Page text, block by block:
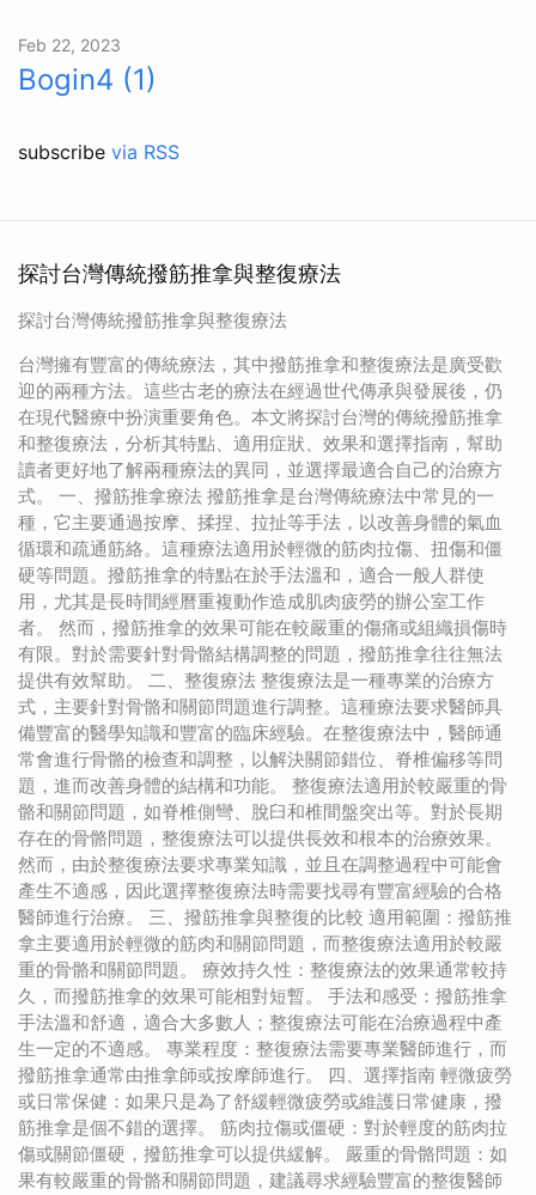
Feb 22, 2023
Bogin4 (1)
subscribe via RSS
探討台灣傳統撥筋推拿與整復療法
探討台灣傳統撥筋推拿與整復療法
台灣擁有豐富的傳統療法，其中撥筋推拿和整復療法是廣受歡
迎的兩種方法。這些古老的療法在經過世代傳承與發展後，仍
在現代醫療中扮演重要角色。本文將探討台灣的傳統撥筋推拿
和整復療法，分析其特點、適用症狀、效果和選擇指南，幫助
讀者更好地了解兩種療法的異同，並選擇最適合自己的治療方
式。 一、撥筋推拿療法 撥筋推拿是台灣傳統療法中常見的一
種，它主要通過按摩、揉捏、拉扯等手法，以改善身體的氣血
循環和疏通筋絡。這種療法適用於輕微的筋肉拉傷、扭傷和僵
硬等問題。撥筋推拿的特點在於手法溫和，適合一般人群使
用，尤其是長時間經曆重複動作造成肌肉疲勞的辦公室工作
者。 然而，撥筋推拿的效果可能在較嚴重的傷痛或組織損傷時
有限。對於需要針對骨骼結構調整的問題，撥筋推拿往往無法
提供有效幫助。 二、整復療法 整復療法是一種專業的治療方
式，主要針對骨骼和關節問題進行調整。這種療法要求醫師具
備豐富的醫學知識和豐富的臨床經驗。在整復療法中，醫師通
常會進行骨骼的檢查和調整，以解決關節錯位、脊椎偏移等問
題，進而改善身體的結構和功能。 整復療法適用於較嚴重的骨
骼和關節問題，如脊椎側彎、脫臼和椎間盤突出等。對於長期
存在的骨骼問題，整復療法可以提供長效和根本的治療效果。
然而，由於整復療法要求專業知識，並且在調整過程中可能會
產生不適感，因此選擇整復療法時需要找尋有豐富經驗的合格
醫師進行治療。 三、撥筋推拿與整復的比較 適用範圍：撥筋推
拿主要適用於輕微的筋肉和關節問題，而整復療法適用於較嚴
重的骨骼和關節問題。 療效持久性：整復療法的效果通常較持
久，而撥筋推拿的效果可能相對短暫。 手法和感受：撥筋推拿
手法溫和舒適，適合大多數人；整復療法可能在治療過程中產
生一定的不適感。 專業程度：整復療法需要專業醫師進行，而
撥筋推拿通常由推拿師或按摩師進行。 四、選擇指南 輕微疲勞
或日常保健：如果只是為了舒緩輕微疲勞或維護日常健康，撥
筋推拿是個不錯的選擇。 筋肉拉傷或僵硬：對於輕度的筋肉拉
傷或關節僵硬，撥筋推拿可以提供緩解。 嚴重的骨骼問題：如
果有較嚴重的骨骼和關節問題，建議尋求經驗豐富的整復醫師